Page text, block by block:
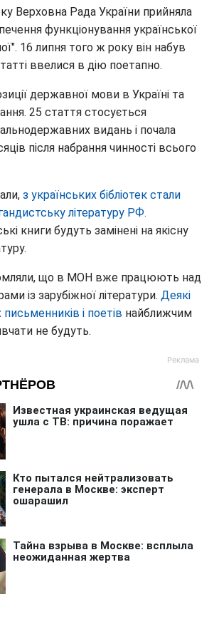
Верховна Рада України прийняла
функціонування української
16 липня того ж року він набув
ввелися в дію поетапно.
державної мови в Україні та
25 стаття стосується
видань і почала
після набрання чинності всього
з українських бібліотек стали
літературу РФ.
книги будуть замінені на якісну
що в МОН вже працюють над
із зарубіжної літератури. Деякі
і поетів найближчим
не будуть.